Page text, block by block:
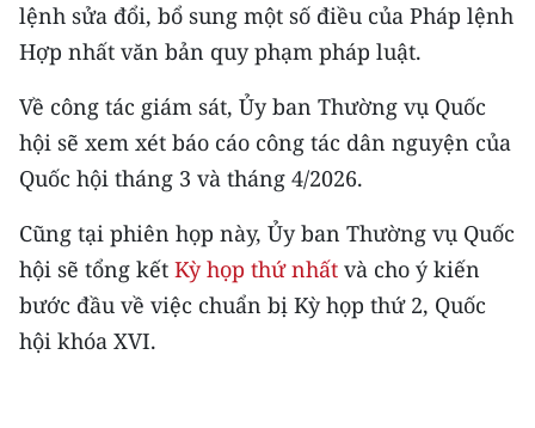
CHƯƠNG TRÌNH OCOP - MỖI XÃ
MỘT SẢN PHẨM
RADIO
MEDIA CENTER
E-Magazine
Video
Media Chính trị
lệnh sửa đổi, bổ sung một số điều của Pháp lệnh
Hợp nhất văn bản quy phạm pháp luật.
Về công tác giám sát, Ủy ban Thường vụ Quốc
hội sẽ xem xét báo cáo công tác dân nguyện của
Quốc hội tháng 3 và tháng 4/2026.
Cũng tại phiên họp này, Ủy ban Thường vụ Quốc
hội sẽ tổng kết Kỳ họp thứ nhất và cho ý kiến
bước đầu về việc chuẩn bị Kỳ họp thứ 2, Quốc
hội khóa XVI.